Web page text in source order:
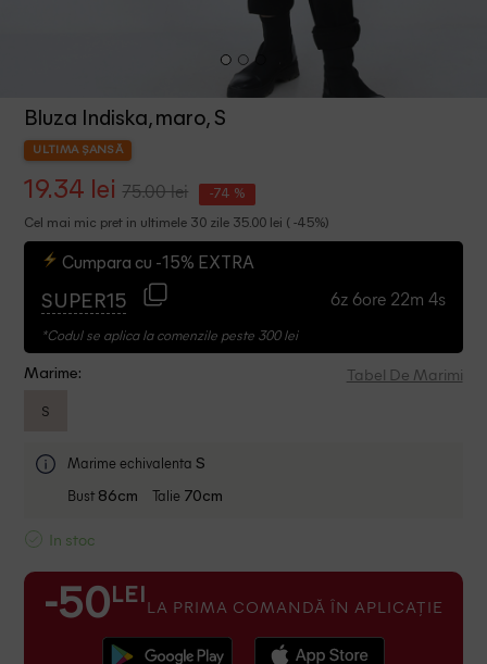
Bluza Indiska, maro, S
ULTIMA ȘANSĂ
19.34 lei 75.00 lei -74 %
Cel mai mic pret in ultimele 30 zile 35.00 lei ( -45%)
Cumpara cu -15% EXTRA
SUPER15 6z 6ore 22m 3s
*Codul se aplica la comenzile peste 300 lei
Marime: Tabel De Marimi
S
Marime echivalenta S
Bust 86cm Talie 70cm
In stoc
-50 LEI LA PRIMA COMANDĂ ÎN APLICAȚIE